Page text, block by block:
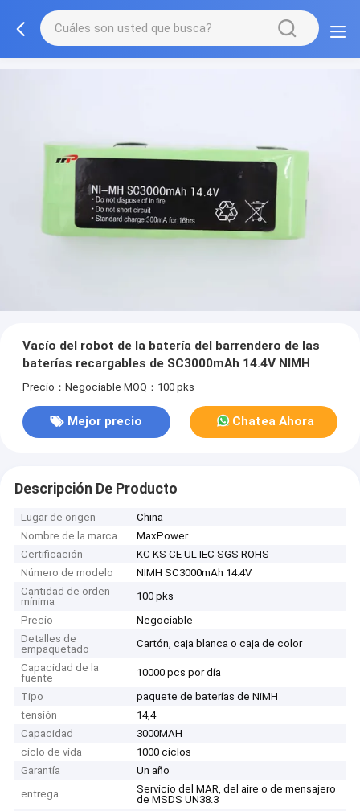
Vacío del robot de la batería del barrendero de las
baterías recargables de SC3000mAh 14.4V NIMH
Precio：Negociable MOQ：100 pks
Mejor precio Chatea Ahora
Descripción De Producto
Lugar de origen
China
Nombre de la marca
MaxPower
Certificación
KC KS CE UL IEC SGS ROHS
Número de modelo
NIMH SC3000mAh 14.4V
Cantidad de orden
mínima
100 pks
Precio
Negociable
Detalles de
empaquetado
Cartón, caja blanca o caja de color
Capacidad de la
fuente
10000 pcs por día
Tipo
paquete de baterías de NiMH
tensión
14,4
Capacidad
3000MAH
ciclo de vida
1000 ciclos
Garantía
Un año
entrega
Servicio del MAR, del aire o de mensajero
de MSDS UN38.3